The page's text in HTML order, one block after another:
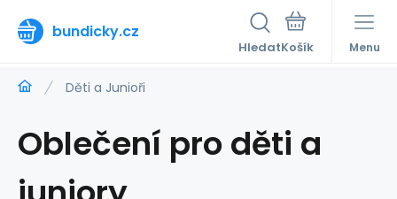
bundicky.cz
Hledat Menu
Děti a Junioři
Oblečení pro děti a